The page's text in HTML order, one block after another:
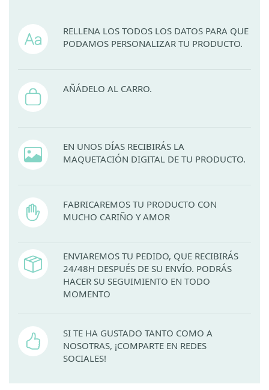
RELLENA LOS TODOS LOS DATOS PARA QUE
PODAMOS PERSONALIZAR TU PRODUCTO.
AÑÁDELO AL CARRO.
EN UNOS DÍAS RECIBIRÁS LA
MAQUETACIÓN DIGITAL DE TU PRODUCTO.
FABRICAREMOS TU PRODUCTO CON
MUCHO CARIÑO Y AMOR
ENVIAREMOS TU PEDIDO, QUE RECIBIRÁS
24/48H DESPUÉS DE SU ENVÍO. PODRÁS
HACER SU SEGUIMIENTO EN TODO
MOMENTO
SI TE HA GUSTADO TANTO COMO A
NOSOTRAS, ¡COMPARTE EN REDES
SOCIALES!